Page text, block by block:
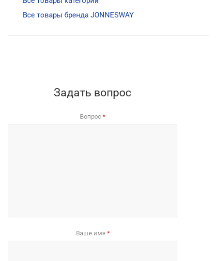
Все товары бренда JONNESWAY
Задать вопрос
Вопрос *
Ваше имя *